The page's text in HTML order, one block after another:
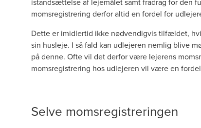
momsregistrering derfor altid en fordel for
Dette er imidlertid ikke nødvendigvis tilfældet,
sin husleje. I så fald kan udlejeren nemlig blive
på denne. Ofte vil det derfor være lejerens
momsregistrering hos udlejeren vil være en
Selve momsregistreringen